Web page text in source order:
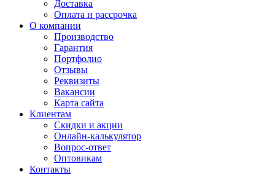
Доставка
Оплата и рассрочка
О компании
Производство
Гарантия
Портфолио
Отзывы
Реквизиты
Вакансии
Карта сайта
Клиентам
Скидки и акции
Онлайн-калькулятор
Вопрос-ответ
Оптовикам
Контакты